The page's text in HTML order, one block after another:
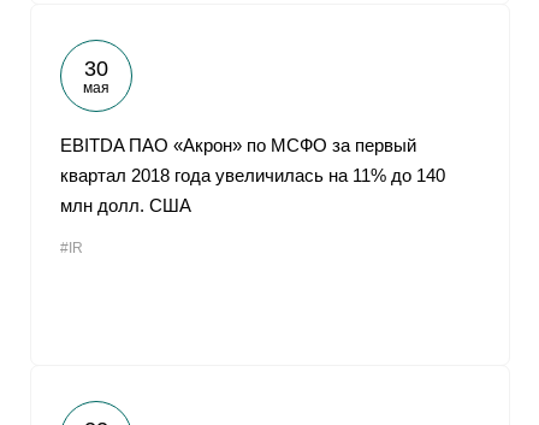
30
мая
EBITDA ПАО «Акрон» по МСФО за первый
квартал 2018 года увеличилась на 11% до 140
млн долл. США
#IR